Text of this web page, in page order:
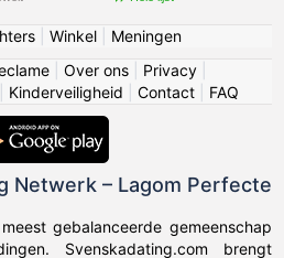
| Winkel| Meningen
Over ons Privacy
Kinderveiligheid Contact FAQ
Netwerk – Lagom Perfecte
gebalanceerde gemeenschap
Svenskadating.com brengt